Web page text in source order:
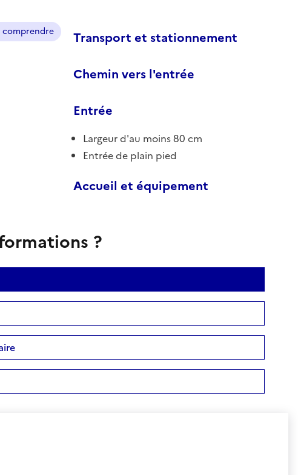
Transport et stationnement
Chemin vers l'entrée
Entrée
Largeur d'au moins 80 cm
Entrée de plain pied
Accueil et équipement
?